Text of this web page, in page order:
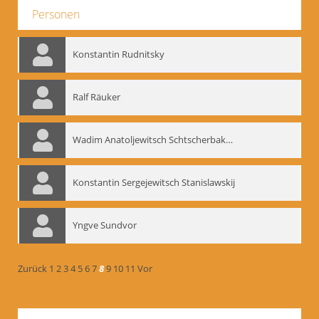
Personen
Konstantin Rudnitsky
Ralf Räuker
Wadim Anatoljewitsch Schtscherbakow
Konstantin Sergejewitsch Stanislawskij
Yngve Sundvor
Zurück 1 234 56789 10 11 Vor